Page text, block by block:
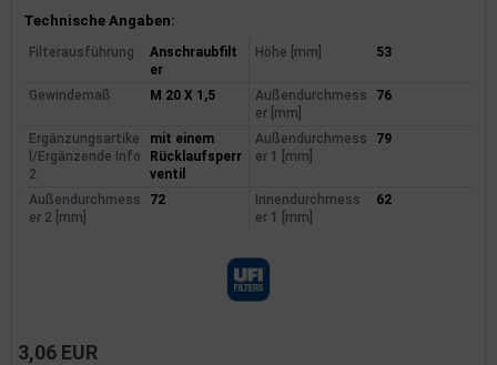
Produktinformationen
Technische Angaben:
Filterausführung
Anschraubfilt
er
Höhe [mm] 53
Gewindemaß M 20 X 1,5
Außendurchmess
er [mm]
76
Ergänzungsartike
l/Ergänzende Info
2
mit einem
Rücklaufsperr
ventil
Außendurchmess
er 1 [mm]
79
Außendurchmess
er 2 [mm]
72
Innendurchmess
er 1 [mm]
62
3,06 EUR